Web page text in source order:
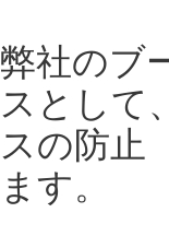
弊社のブ
スとして
スの防止
ます。